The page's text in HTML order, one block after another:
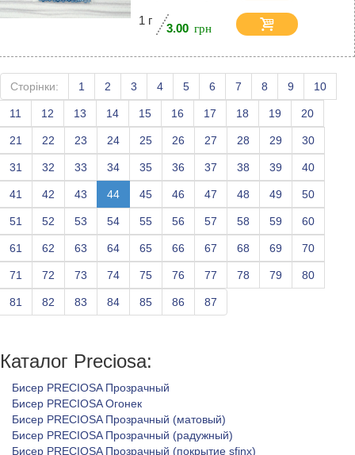
1 г
3.00
Сторінки: 1 2 3 4 5 6 7 8 9 10
11 12 13 14 15 16 17 18 19 20
21 22 23 24 25 26 27 28 29 30
31 32 33 34 35 36 37 38 39 40
41 42 43 44 45 46 47 48 49 50
51 52 53 54 55 56 57 58 59 60
61 62 63 64 65 66 67 68 69 70
71 72 73 74 75 76 77 78 79 80
81 82 83 84 85 86 87
Каталог Preciosa:
Бисер PRECIOSA Прозрачный
Бисер PRECIOSA Огонек
Бисер PRECIOSA Прозрачный (матовый)
Бисер PRECIOSA Прозрачный (радужный)
Бисер PRECIOSA Прозрачный (покрытие sfinx)